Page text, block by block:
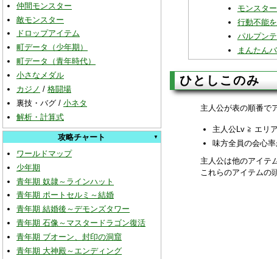
仲間モンスター
敵モンスター
ドロップアイテム
町データ（少年期）
町データ（青年時代）
小さなメダル
カジノ / 格闘場
裏技・バグ / 小ネタ
解析・計算式
攻略チャート
ワールドマップ
少年期
青年期 奴隷～ラインハット
青年期 ポートセルミ～結婚
青年期 結婚後～デモンズタワー
青年期 石像～マスタードラゴン復活
青年期 ブオーン、封印の洞窟
青年期 大神殿～エンディング
モンスタ
行動不能
パルプン
まんたん
ひとしこのみ
主人公が表の順番で
主人公Lv ≧ エリ
味方全員の会心
主人公は他のアイテ
これらのアイテムの